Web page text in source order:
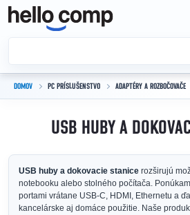
Prejsť na obsah
DOMOV PC PRÍSLUŠENSTVO ADAPTÉRY A ROZBOČOVAČE
USB HUBY A
USB huby a dokovacie stanice rozširujú
notebooku alebo stolného počítača.
portami vrátane USB-C, HDMI, Ethernetu a
kancelárske aj domáce použitie. Naše